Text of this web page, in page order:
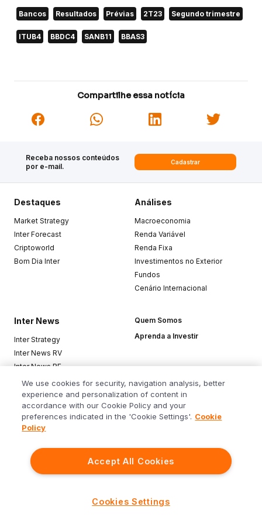
Bancos Resultados Prévias 2T23 Segundo trimestre
ITUB4 BBDC4 SANB11 BBAS3
Compartilhe essa notícia
Receba nossos conteúdos
por e-mail.
Cadastrar
Siga o Inter
Destaques
Market Strategy
Inter Forecast
Criptoworld
Bom Dia Inter
Análises
Macroeconomia
Renda Variável
Renda Fixa
Investimentos no Exterior
Fundos
Cenário Internacional
Inter News
Inter Strategy
Inter News RV
Inter News RF
Top Funds
Quem Somos
Aprenda a Investir
Baixe o app
We use cookies for security, navigation analysis, better
experience and personalization of content in
accordance with our Cookie Policy and your
preferences indicated in the 'Cookie Settings'. Cookie
Policy
Accept All Cookies
Cookies Settings